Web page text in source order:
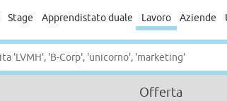
Stage Apprendistato duale Lavoro Aziende
Offerta